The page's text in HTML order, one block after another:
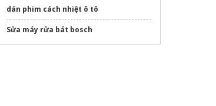
dán phim cách nhiệt ô tô
Sửa máy rửa bát bosch